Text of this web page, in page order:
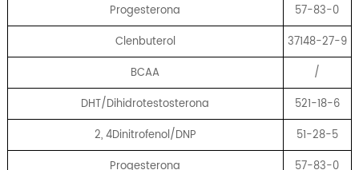
Progesterona
57-83-0
Clenbuterol
37148-27-9
BCAA
/
DHT/Dihidrotestosterona
521-18-6
2, 4Dinitrofenol/DNP
51-28-5
Progesterona
57-83-0